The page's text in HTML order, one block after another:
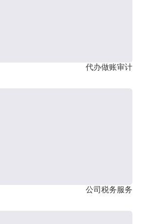
代办做账审计
公司税务服务